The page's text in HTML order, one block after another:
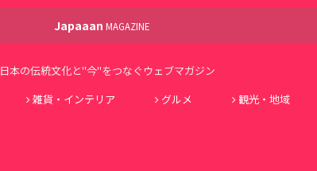
Japaaan MAGAZINE
日本の伝統文化と"今"をつなぐウェブマガジン
雑貨・インテリア グルメ 観光・地域